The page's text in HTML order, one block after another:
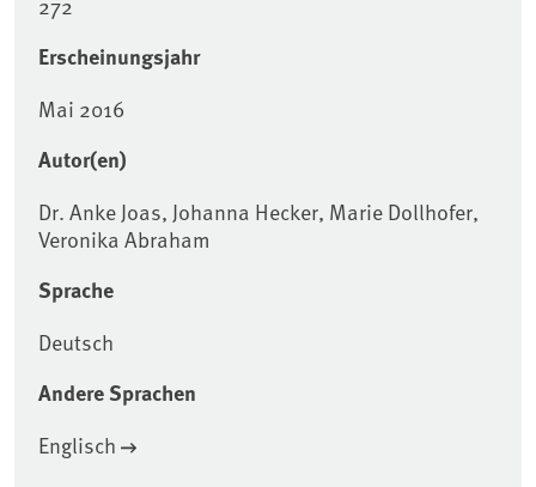
Erscheinungsjahr
Mai 2016
Autor(en)
Dr. Anke Joas, Johanna Hecker, Marie Dollhofer,
Veronika Abraham
Sprache
Deutsch
Andere Sprachen
Englisch